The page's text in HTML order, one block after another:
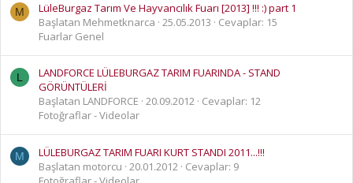
M
LüleBurgaz Tarım Ve Hayvancılık Fuarı [2013] !!! :) part 1
Başlatan Mehmetknarca 25.05.2013
Cevaplar: 15
Fuarlar Genel
L
LANDFORCE LÜLEBURGAZ TARIM FUARINDA - STAND
GÖRÜNTÜLERİ
Başlatan LANDFORCE 20.09.2012 Cevaplar: 12
Fotoğraflar - Videolar
M
LÜLEBURGAZ TARIM FUARI KURT STANDI 2011...!!!
Başlatan motorcu 20.01.2012 Cevaplar: 9